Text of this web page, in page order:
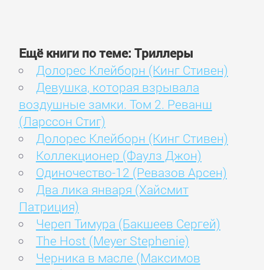
Ещё книги по теме: Триллеры
Долорес Клейборн (Кинг Стивен)
Девушка, которая взрывала
воздушные замки. Том 2. Реванш
(Ларссон Стиг)
Долорес Клейборн (Кинг Стивен)
Коллекционер (Фаулз Джон)
Одиночество-12 (Ревазов Арсен)
Два лика января (Хайсмит
Патриция)
Череп Тимура (Бакшеев Сергей)
The Host (Meyer Stephenie)
Черника в масле (Максимов